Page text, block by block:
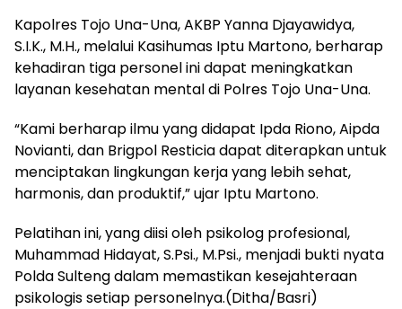
Kapolres Tojo Una-Una, AKBP Yanna Djayawidya,
S.I.K., M.H., melalui Kasihumas Iptu Martono, berharap
kehadiran tiga personel ini dapat meningkatkan
layanan kesehatan mental di Polres Tojo Una-Una.
“Kami berharap ilmu yang didapat Ipda Riono, Aipda
Novianti, dan Brigpol Resticia dapat diterapkan untuk
menciptakan lingkungan kerja yang lebih sehat,
harmonis, dan produktif,” ujar Iptu Martono.
Pelatihan ini, yang diisi oleh psikolog profesional,
Muhammad Hidayat, S.Psi., M.Psi., menjadi bukti nyata
Polda Sulteng dalam memastikan kesejahteraan
psikologis setiap personelnya.(Ditha/Basri)